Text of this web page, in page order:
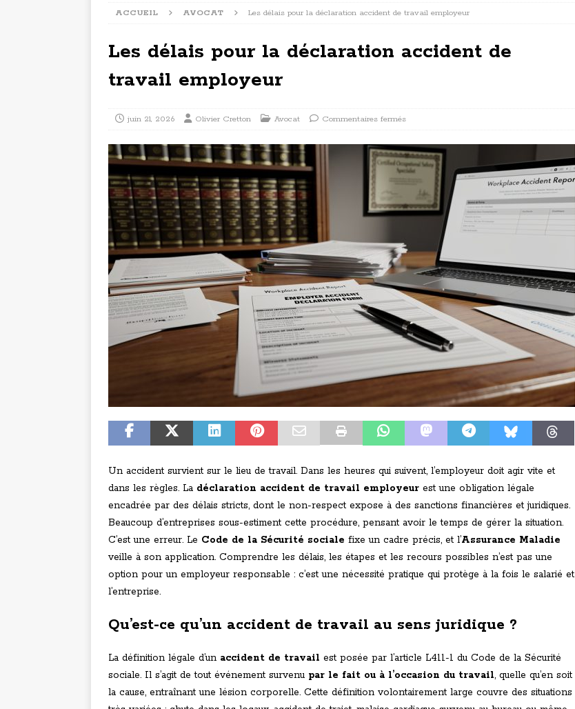
ACCUEIL AVOCAT Les délais pour la déclaration accident de travail employeur
Les délais pour la déclaration accident de
travail employeur
juin 21, 2026 Olivier Cretton Avocat Commentaires fermés
Un accident survient sur le lieu de travail. Dans les heures qui suivent, l’employeur doit agir vite et
dans les règles. La déclaration accident de travail employeur est une obligation légale
encadrée par des délais stricts, dont le non-respect expose à des sanctions financières et juridiques.
Beaucoup d’entreprises sous-estiment cette procédure, pensant avoir le temps de gérer la situation.
C’est une erreur. Le Code de la Sécurité sociale fixe un cadre précis, et l’Assurance Maladie
veille à son application. Comprendre les délais, les étapes et les recours possibles n’est pas une
option pour un employeur responsable : c’est une nécessité pratique qui protège à la fois le salarié et
l’entreprise.
Qu’est-ce qu’un accident de travail au sens juridique ?
La définition légale d’un accident de travail est posée par l’article L411-1 du Code de la Sécurité
sociale. Il s’agit de tout événement survenu par le fait ou à l’occasion du travail, quelle qu’en soit
la cause, entraînant une lésion corporelle. Cette définition volontairement large couvre des situations